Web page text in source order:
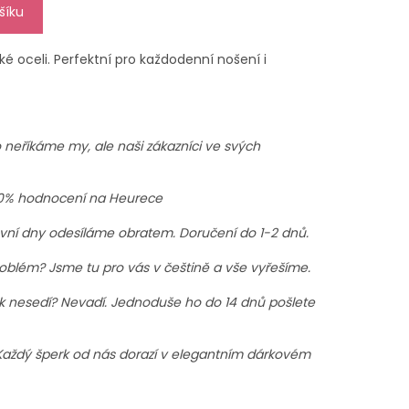
oceli. Perfektní pro každodenní nošení i
my, ale naši zákazníci ve svých
hodnocení na Heurece
dny odesíláme obratem. Doručení do 1-2 dnů.
Jsme tu pro vás v češtině a vše vyřešíme.
nesedí? Nevadí. Jednoduše ho do 14 dnů pošlete
šperk od nás dorazí v elegantním dárkovém